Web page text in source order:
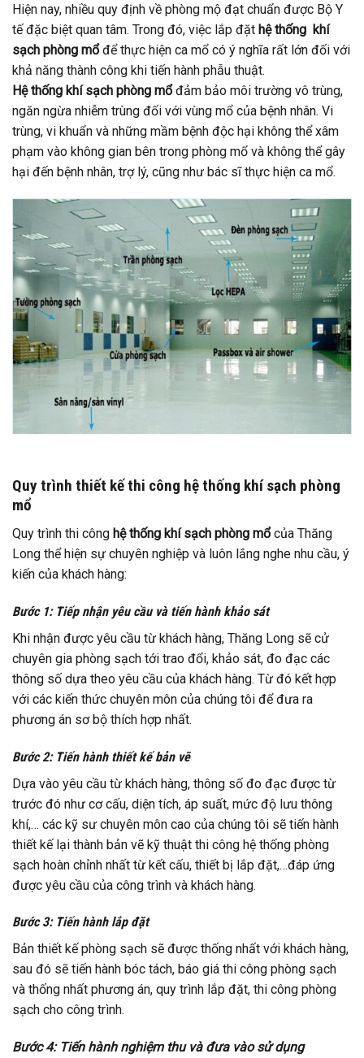
Hiện nay, nhiều quy định về phòng mộ đạt chuẩn được Bộ Y
tế đặc biệt quan tâm. Trong đó, việc lắp đặt hệ thống khí
sạch phòng mổđể thực hiện ca mổ có ý nghĩa rất lớn đối với
khả năng thành công khi tiến hành phẫu thuật.
Hệ thống khí sạch phòng mổđảm bảo môi trường vô trùng,
ngăn ngừa nhiễm trùng đối với vùng mổ của bệnh nhân. Vi
trùng, vi khuẩn và những mầm bệnh độc hại không thể xâm
phạm vào không gian bên trong phòng mổ và không thể gây
hại đến bệnh nhân, trợ lý, cũng như bác sĩ thực hiện ca mổ.
Quy trình thiết kế thi công hệ thống khí sạch phòng
mổ
Quy trình thi công hệ thống khí sạch phòng mổcủa Thăng
Long thể hiện sự chuyên nghiệp và luôn lắng nghe nhu cầu, ý
kiến của khách hàng:
Bước 1: Tiếp nhận yêu cầu và tiến hành khảo sát
Khi nhận được yêu cầu từ khách hàng, Thăng Long sẽ cử
chuyên gia phòng sạch tới trao đổi, khảo sát, đo đạc các
thông số dựa theo yêu cầu của khách hàng. Từ đó kết hợp
với các kiến thức chuyên môn của chúng tôi để đưa ra
phương án sơ bộ thích hợp nhất.
Bước 2: Tiến hành thiết kế bản vẽ
Dựa vào yêu cầu từ khách hàng, thông số đo đạc được từ
trước đó như cơ cấu, diện tích, áp suất, mức độ lưu thông
khí,… các kỹ sư chuyên môn cao của chúng tôi sẽ tiến hành
thiết kế lại thành bản vẽ kỹ thuật thi công hệ thống phòng
sạch hoàn chỉnh nhất từ kết cấu, thiết bị lắp đặt,…đáp ứng
được yêu cầu của công trình và khách hàng.
Bước 3: Tiến hành lắp đặt
Bản thiết kế phòng sạch sẽ được thống nhất với khách hàng,
sau đó sẽ tiến hành bóc tách, báo giá thi công phòng sạch
và thống nhất phương án, quy trình lắp đặt, thi công phòng
sạch cho công trình.
Bước 4: Tiến hành nghiệm thu và đưa vào sử dụng